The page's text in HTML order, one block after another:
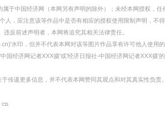
于中国经济网（本网另有声明的除外）；未经本网授权，任
，应注意该等作品中是否有相应的授权使用限制声明，不
反前述声明者，本网将追究其相关法律责任。
水印，但并不代表本网对该等图片作品享有许可他人使用
国经济网记者XXX摄'或'经济日报社-中国经济网记者XXX摄'
传递更多信息，并不代表本网赞同其观点和对其真实性负责。